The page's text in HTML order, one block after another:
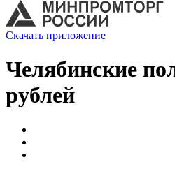
Скачать приложение
Челябинские
рублей